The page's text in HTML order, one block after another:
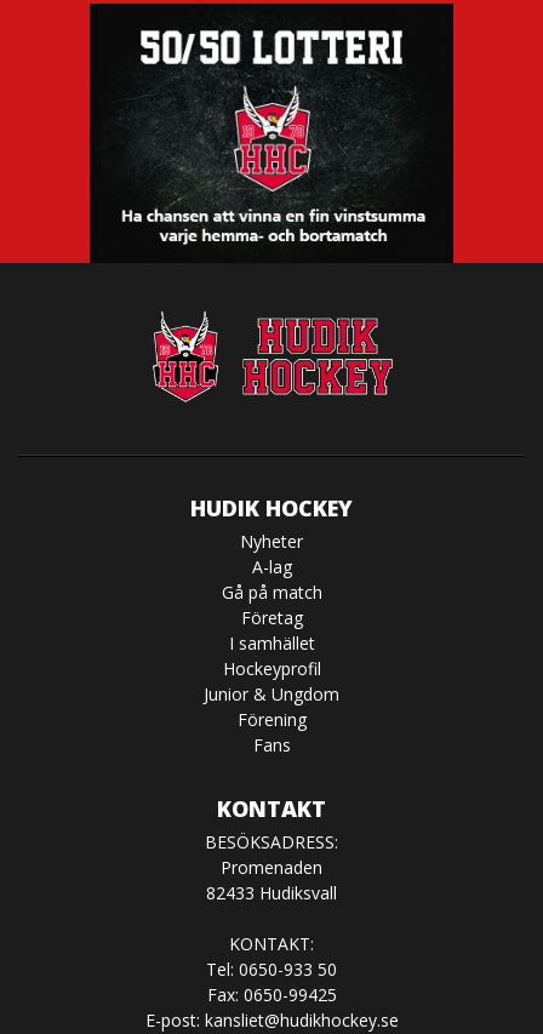
HUDIK HOCKEY
Nyheter
A-lag
Gå på match
Företag
I samhället
Hockeyprofil
Junior & Ungdom
Förening
Fans
KONTAKT
BESÖKSADRESS:
Promenaden
82433 Hudiksvall
KONTAKT:
Tel: 0650-933 50
Fax: 0650-99425
E-post: kansliet@hudikhockey.se